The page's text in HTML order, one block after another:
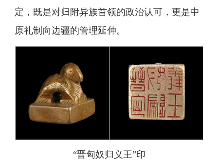
定，既是对归附异族首领的政治认可，更是中
原礼制向边疆的管理延伸。
“晋匈奴归义王”印